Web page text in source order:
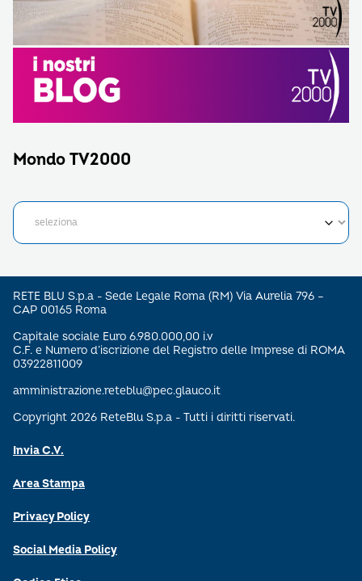
Mondo TV2000
RETE BLU S.p.a - Sede Legale Roma (RM) Via Aurelia 796 –
CAP 00165 Roma
Capitale sociale Euro 6.980.000,00 i.v
C.F. e Numero d’iscrizione del Registro delle Imprese di ROMA
03922811009
amministrazione.reteblu@pec.glauco.it
Copyright 2026 ReteBlu S.p.a - Tutti i diritti riservati.
Invia C.V.
Area Stampa
Privacy Policy
Social Media Policy